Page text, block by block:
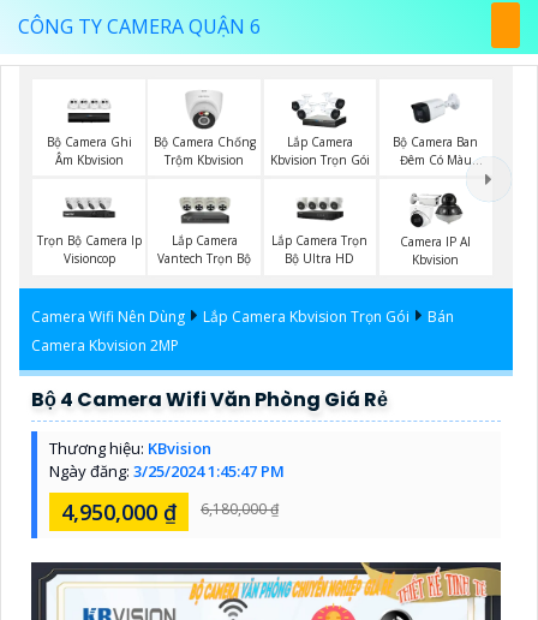
CÔNG TY CAMERA QUẬN 6
Bộ Camera Ghi
Âm Kbvision
Bộ Camera Chống
Trộm Kbvision
Lắp Camera
Kbvision Trọn Gói
Bộ Camera Ban
Đêm Có Màu
Trọn Bộ Camera Ip
Visioncop
Lắp Camera
Vantech Trọn Bộ
Lắp Camera Trọn
Bộ Ultra HD
Camera IP AI
Kbvision
Camera Wifi Nên Dùng Lắp Camera Kbvision Trọn Gói
Bán
Camera Kbvision 2MP
Bộ 4 Camera Wifi Văn Phòng Giá Rẻ
Thương hiệu: KBvision
Ngày đăng: 3/25/2024 1:45:47 PM
4,950,000 ₫ 6,180,000 ₫